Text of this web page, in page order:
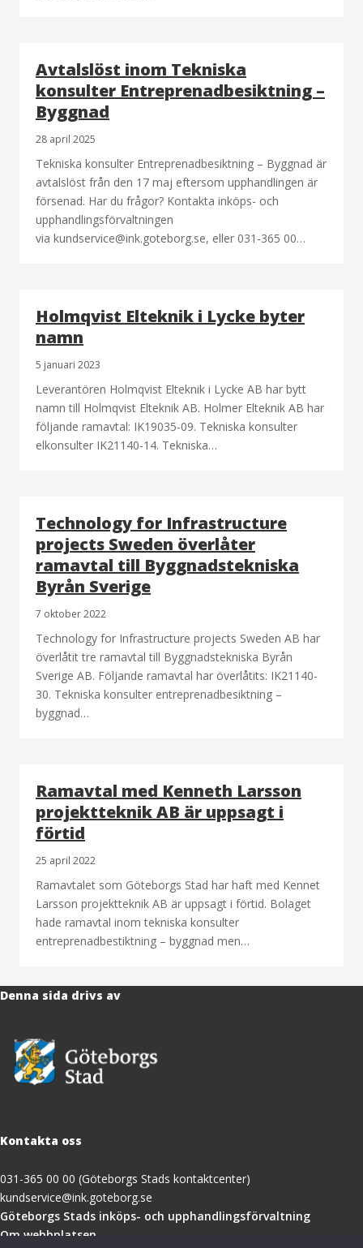
Avtalslöst inom Tekniska
konsulter Entreprenadbesiktning –
Byggnad
28 april 2025
Tekniska konsulter Entreprenadbesiktning – Byggnad är
avtalslöst från den 17 maj eftersom upphandlingen är
försenad. Har du frågor? Kontakta inköps- och
upphandlingsförvaltningen
via kundservice@ink.goteborg.se, eller 031-365 00…
Holmqvist Elteknik i Lycke byter
namn
5 januari 2023
Leverantören Holmqvist Elteknik i Lycke AB har bytt
namn till Holmqvist Elteknik AB. Holmer Elteknik AB har
följande ramavtal: IK19035-09. Tekniska konsulter
elkonsulter IK21140-14. Tekniska…
Technology for Infrastructure
projects Sweden överlåter
ramavtal till Byggnadstekniska
Byrån Sverige
7 oktober 2022
Technology for Infrastructure projects Sweden AB har
överlåtit tre ramavtal till Byggnadstekniska Byrån
Sverige AB. Följande ramavtal har överlåtits: IK21140-
30. Tekniska konsulter entreprenadbesiktning –
byggnad…
Ramavtal med Kenneth Larsson
projektteknik AB är uppsagt i
förtid
25 april 2022
Ramavtalet som Göteborgs Stad har haft med Kennet
Larsson projektteknik AB är uppsagt i förtid. Bolaget
hade ramavtal inom tekniska konsulter
entreprenadbestiktning – byggnad men…
Denna sida drivs av
Kontakta oss
031-365 00 00 (Göteborgs Stads kontaktcenter)
kundservice@ink.goteborg.se
Göteborgs Stads inköps- och upphandlingsförvaltning(öppnas
Om webbplatsen